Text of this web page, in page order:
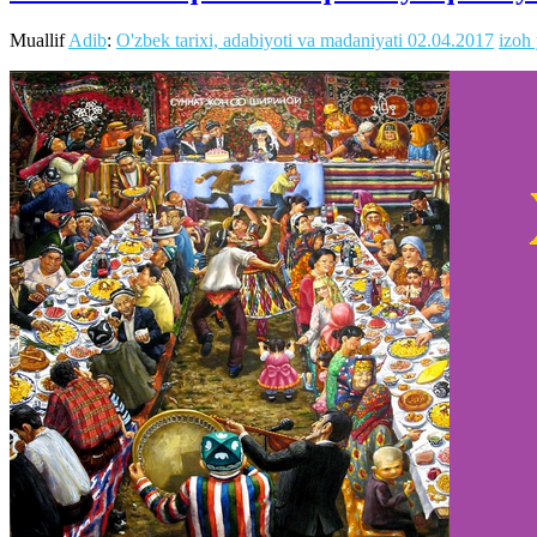
MuallifAdib: O'zbek tarixi, adabiyoti va madaniyati 02.04.2017 izoh